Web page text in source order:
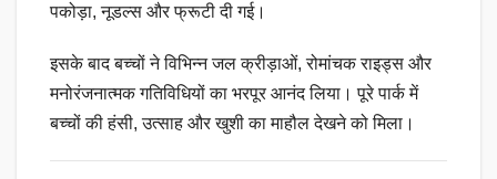
पकोड़ा, नूडल्स और फ्रूटी दी गई।
इसके बाद बच्चों ने विभिन्न जल क्रीड़ाओं, रोमांचक राइड्स और
मनोरंजनात्मक गतिविधियों का भरपूर आनंद लिया। पूरे पार्क में
बच्चों की हंसी, उत्साह और खुशी का माहौल देखने को मिला।